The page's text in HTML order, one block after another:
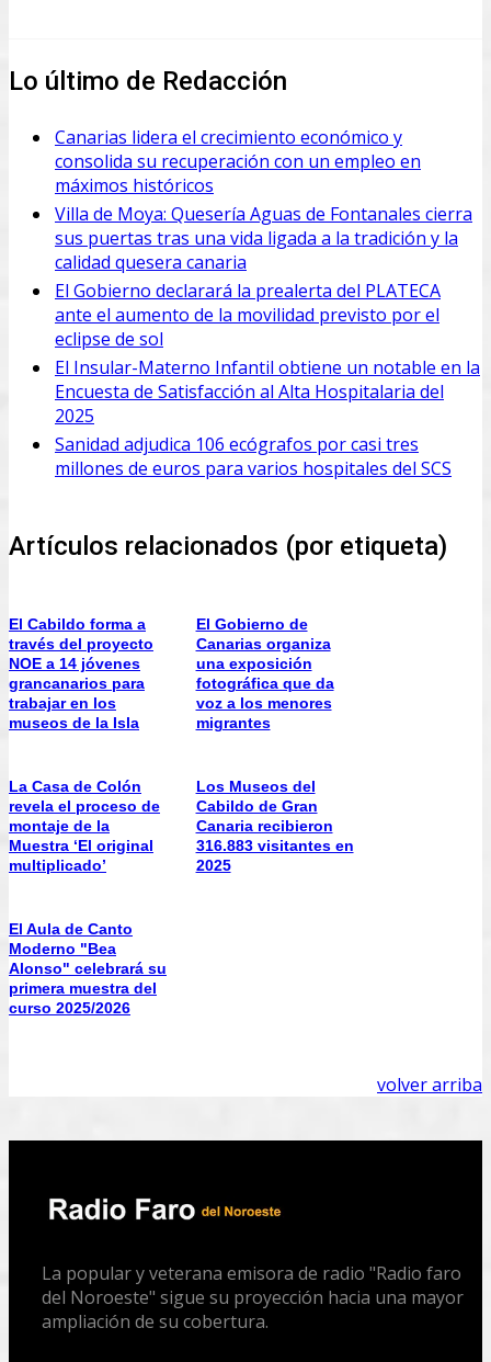
Lo último de Redacción
Canarias lidera el crecimiento económico y
consolida su recuperación con un empleo en
máximos históricos
Villa de Moya: Quesería Aguas de Fontanales cierra
sus puertas tras una vida ligada a la tradición y la
calidad quesera canaria
El Gobierno declarará la prealerta del PLATECA
ante el aumento de la movilidad previsto por el
eclipse de sol
El Insular-Materno Infantil obtiene un notable en la
Encuesta de Satisfacción al Alta Hospitalaria del
2025
Sanidad adjudica 106 ecógrafos por casi tres
millones de euros para varios hospitales del SCS
Artículos relacionados (por etiqueta)
El Cabildo forma a
través del proyecto
NOE a 14 jóvenes
grancanarios para
trabajar en los
museos de la Isla
El Gobierno de
Canarias organiza
una exposición
fotográfica que da
voz a los menores
migrantes
La Casa de Colón
revela el proceso de
montaje de la
Muestra ‘El original
multiplicado’
Los Museos del
Cabildo de Gran
Canaria recibieron
316.883 visitantes en
2025
El Aula de Canto
Moderno "Bea
Alonso" celebrará su
primera muestra del
curso 2025/2026
volver arriba
La popular y veterana emisora de radio "Radio faro
del Noroeste" sigue su proyección hacia una mayor
ampliación de su cobertura.